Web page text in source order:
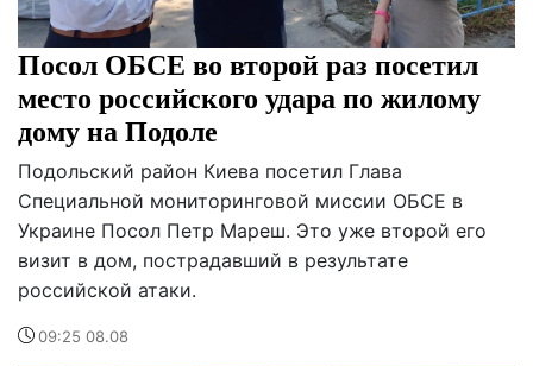
Посол ОБСЕ во второй раз посетил
место российского удара по жилому
дому на Подоле
Подольский район Киева посетил Глава
Специальной мониторинговой миссии ОБСЕ в
Украине Посол Петр Мареш. Это уже второй его
визит в дом, пострадавший в результате
российской атаки.
09:25 08.08